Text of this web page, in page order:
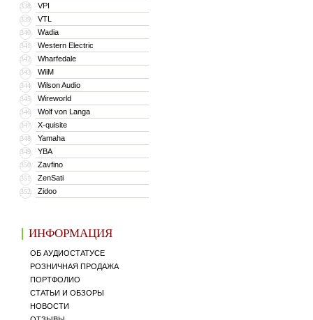
338 VPI
339 VTL
340 Wadia
341 Western Electric
342 Wharfedale
343 WiiM
344 Wilson Audio
345 Wireworld
346 Wolf von Langa
347 X-quisite
348 Yamaha
349 YBA
350 Zavfino
351 ZenSati
352 Zidoo
ИНФОРМАЦИЯ
ОБ АУДИОСТАТУСЕ
РОЗНИЧНАЯ ПРОДАЖА
ПОРТФОЛИО
СТАТЬИ И ОБЗОРЫ
НОВОСТИ